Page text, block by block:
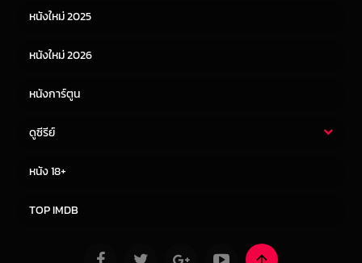
หนังจีน
หนังใหม่ 2025
หนังใหม่ 2026
หนังการ์ตูน
ดูซีรีย์
หนัง 18+
TOP IMDB